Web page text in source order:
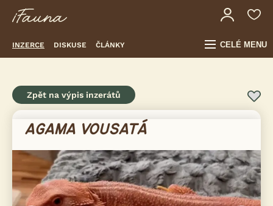
INZERCE DISKUSE ČLÁNKY CELÉ MENU
Zpět na výpis inzerátů
AGAMA VOUSATÁ